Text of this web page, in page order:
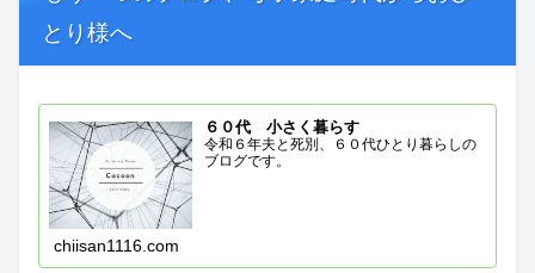
とり様へ
６０代 小さく暮らす
令和６年夫と死別、６０代ひとり暮らしの
ブログです。
chiisan1116.com